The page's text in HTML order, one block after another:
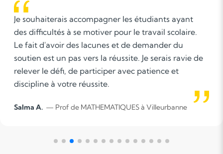
C'est une ressource supplémentaire permettant à
des élèves en difficulté d'obtenir des méthodes et
des enseignements personnalisés, adaptés à leurs
besoins et à leur rythme de travail. Parfois c'est un
recadrement qui apporte une meilleure éthique de
travail et une meilleure aisance.
Rémi D.— Prof de français à Lyon